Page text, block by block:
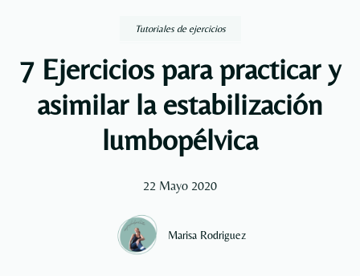
Tutoriales de ejercicios
7 Ejercicios para practicar y
asimilar la estabilización
lumbopélvica
22 Mayo 2020
Marisa Rodriguez